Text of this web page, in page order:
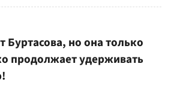
но она только
продолжает удерживать